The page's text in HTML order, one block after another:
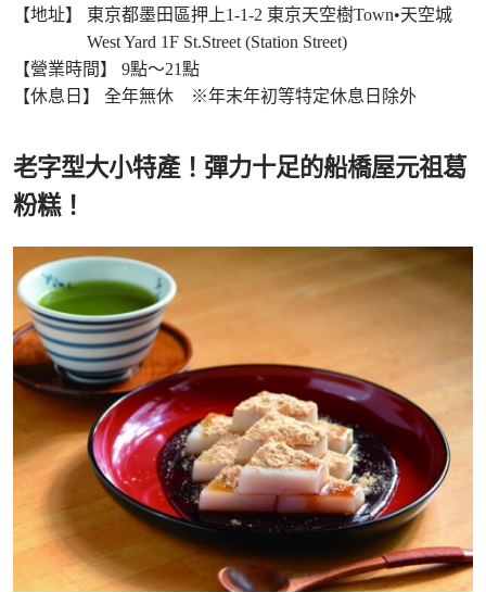
【地址】 東京都墨田區押上1-1-2 東京天空樹Town•天空城
West Yard 1F St.Street (Station Street)
【營業時間】 9點～21點
【休息日】 全年無休 ※年末年初等特定休息日除外
老字型大小特產！彈力十足的船橋屋元祖葛
粉糕！